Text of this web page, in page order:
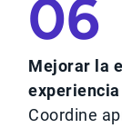
06
Mejorar la
Coordine